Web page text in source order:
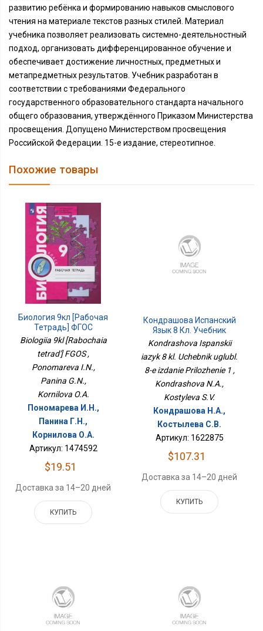
развитию ребёнка и формированию навыков смыслового
чтения на материале текстов разных стилей. Материал
учебника позволяет реализовать системно-деятельностный
подход, организовать дифференцированное обучение и
обеспечивает достижение личностных, предметных и
метапредметных результатов. Учебник разработан в
соответствии с требованиями Федерального
государственного образовательного стандарта начального
общего образования, утверждённого Приказом Министерства
просвещения. Допущено Министерством просвещения
Российской Федерации. 15-е издание, стереотипное.
Похожие товары
Биология 9кл [Рабочая
Тетрадь] ФГОС
Biologiia 9kl [Rabochaia
tetrad'] FGOS ,
Ponomareva I.N.,
Panina G.N.,
Kornilova O.A.
Пономарева И.Н.,
Панина Г.Н.,
Корнилова О.А.
Артикул: 1474592
$19.51
Доставка за 14–20 дней
КУПИТЬ
Кондрашова Испанский
Язык 8 Кл. Учебник
Углубл. 8-Е Издание
Приложение 1
Kondrashova Ispanskii
iazyk 8 kl. Uchebnik uglubl.
8-e izdanie Prilozhenie 1 ,
Kondrashova N.A.,
Kostyleva S.V.
Кондрашова Н.А.,
Костылева С.В.
Артикул: 1622875
$107.31
Доставка за 14–20 дней
КУПИТЬ